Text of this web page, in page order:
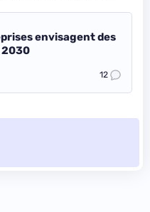
envisagent des
2030
12